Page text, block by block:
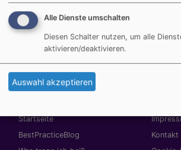
ortamıdır. Bir taraftan hıristiyan ve
buluṣtuğu, diğer tarafdan da öbür dini
imkanının bulunduğu bir yerdir. Bu
kendi dinini daha iyi anlamak ve kendi
anlatabilmek için bir ṣanstır.
Hauptnavigation
Startseite
BestPracticeBlog
Kontakt
Alle Dienste umschalten
Diesen Schalter nutzen, um alle
aktivieren/deaktivieren.
Auswahl akzeptieren